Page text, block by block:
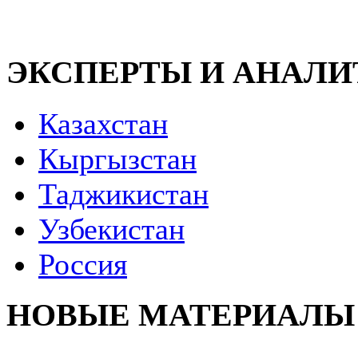
ЭКСПЕРТЫ И
Казахстан
Кыргызстан
Таджикистан
Узбекистан
Россия
НОВЫЕ МАТЕРИАЛЫ